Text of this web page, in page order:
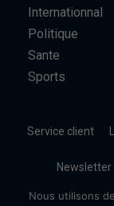
Internationnal
Politique
Sante
Sports
Service client
Newsletter
Nous utilisons